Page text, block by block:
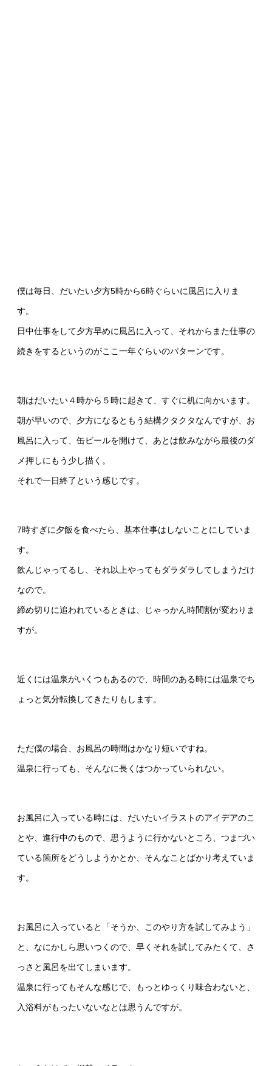
僕は毎日、だいたい夕方5時から6時ぐらいに風呂に入りま
す。
日中仕事をして夕方早めに風呂に入って、それからまた仕事の
続きをするというのがここ一年ぐらいのパターンです。
朝はだいたい４時から５時に起きて、すぐに机に向かいます。
朝が早いので、夕方になるともう結構クタクタなんですが、お
風呂に入って、缶ビールを開けて、あとは飲みながら最後のダ
メ押しにもう少し描く。
それで一日終了という感じです。
7時すぎに夕飯を食べたら、基本仕事はしないことにしていま
す。
飲んじゃってるし、それ以上やってもダラダラしてしまうだけ
なので。
締め切りに追われているときは、じゃっかん時間割が変わりま
すが。
近くには温泉がいくつもあるので、時間のある時には温泉でち
ょっと気分転換してきたりもします。
ただ僕の場合、お風呂の時間はかなり短いですね。
温泉に行っても、そんなに長くはつかっていられない。
お風呂に入っている時には、だいたいイラストのアイデアのこ
とや、進行中のもので、思うように行かないところ、つまづい
ている箇所をどうしようかとか、そんなことばかり考えていま
す。
お風呂に入っていると「そうか、このやり方を試してみよう」
と、なにかしら思いつくので、早くそれを試してみたくて、さ
っさと風呂を出てしまいます。
温泉に行ってもそんな感じで、もっとゆっくり味合わないと、
入浴料がもったいないなとは思うんですが。